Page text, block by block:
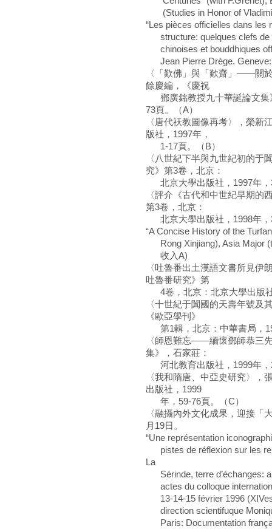
(Studies in Honor of
“Les pièces officielles dans les
structure: quelques clefs de
chinoises et bouddhiques
Jean Pierre Drège. Geneve:
〈「歎佛」與「歎齋」——關
餘慶編，《慶祝
鄧廣銘教授九十華誕論文集
73頁。（A）
〈唐代祆教圖像再考〉，榮新
版社，1997年，
1-17頁。（B）
〈八世紀下半與九世紀初的于
究》第3卷，北京：
北京大學出版社，1997年，
〈評介《古代和中世紀早期的
第3卷，北京：
北京大學出版社，1998年，
“A Concise History of the
Rong Xinjiang), Asia Major
收入A)
〈吐魯番出土漢語文書所見伊
吐魯番研究》第
4卷，北京：北京大學出版
〈十世紀于闐國的天壽年號及
《歐亞學刊》
第1輯，北京：中華書局，
〈師恩難忘——緬懷鄧師恭三
集》，石家莊：
河北教育出版社，1999年，
〈我和隋唐、中亞史研究〉，
出版社，1999
年，59-76頁。（C）
〈融攝內外文化成果，迎接「
月19日。
“Une représentation
pistes de réflexion sur les
La
Sérinde, terre d’échanges:
actes du colloque
13-14-15 février 1996
direction scientifuque
Paris: Documentation